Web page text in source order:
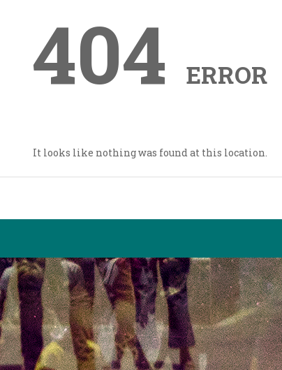
404 ERROR
It looks like nothing was found at this location.